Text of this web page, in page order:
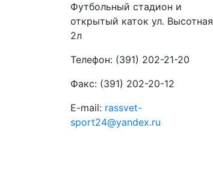
Футбольный стадион и
открытый каток ул. Высотная
2л
Телефон: (391) 202-21-20
Факс: (391) 202-20-12
E-mail: rassvet-
sport24@yandex.ru